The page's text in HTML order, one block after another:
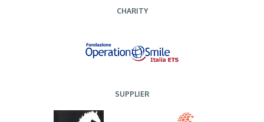
CHARITY
SUPPLIER